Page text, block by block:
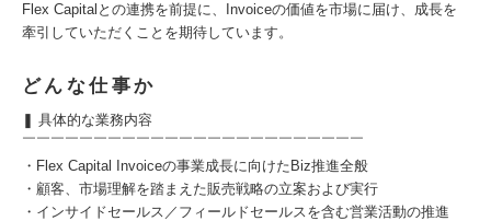
Flex Capitalとの連携を前提に、Invoiceの価値を市場に届け、成長を
牽引していただくことを期待しています。
どんな仕事か
❚ 具体的な業務内容
￣￣￣￣￣￣￣￣￣￣￣￣￣￣￣￣￣￣￣￣￣￣￣￣
・Flex Capital Invoiceの事業成長に向けたBiz推進全般
・顧客、市場理解を踏まえた販売戦略の立案および実行
・インサイドセールス／フィールドセールスを含む営業活動の推進